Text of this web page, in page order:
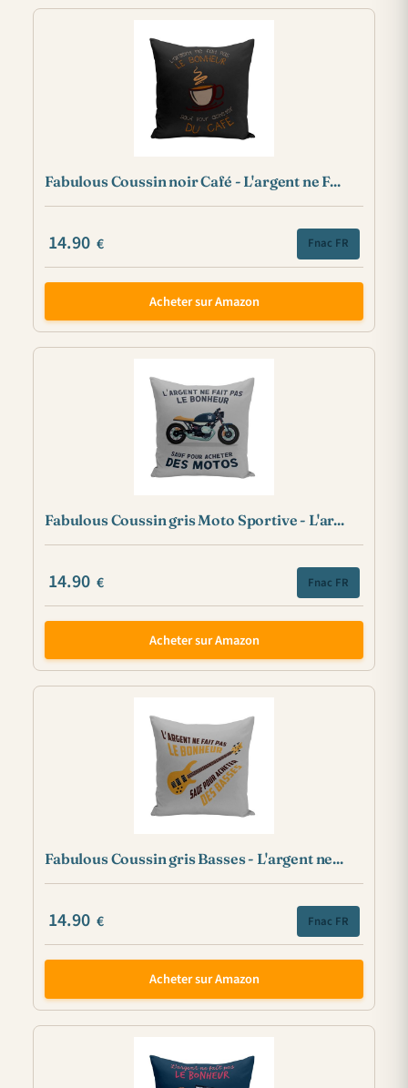
Fabulous Coussin noir Café - L'argent ne F...
14.90 € Fnac FR
Acheter sur Amazon
Fabulous Coussin gris Moto Sportive - L'ar...
14.90 € Fnac FR
Acheter sur Amazon
Fabulous Coussin gris Basses - L'argent ne...
14.90 € Fnac FR
Acheter sur Amazon